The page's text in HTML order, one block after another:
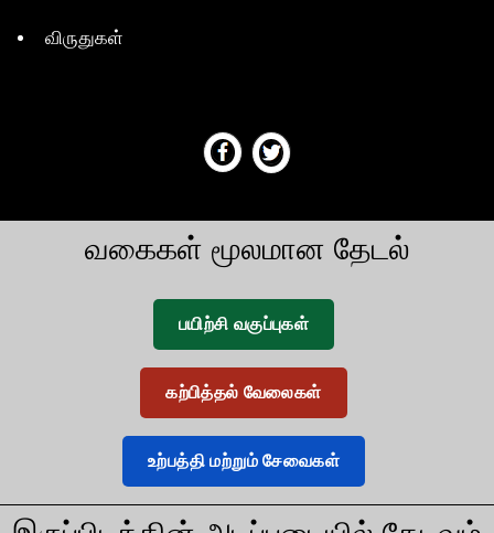
விருதுகள்
வகைகள் மூலமான தேடல்
பயிற்சி வகுப்புகள்
கற்பித்தல் வேலைகள்
உற்பத்தி மற்றும் சேவைகள்